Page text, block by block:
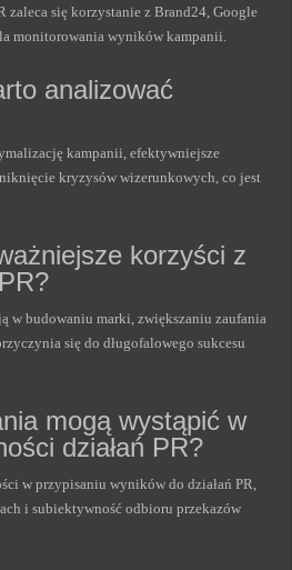
zaleca się korzystanie z Brand24, Google
monitorowania wyników kampanii.
analizować
kampanii, efektywniejsze
kryzysów wizerunkowych, co jest
korzyści z
w budowaniu marki, zwiększaniu zaufania
się do długofalowego sukcesu
mogą wystąpić w
działań PR?
w przypisaniu wyników do działań PR,
i subiektywność odbioru przekazów